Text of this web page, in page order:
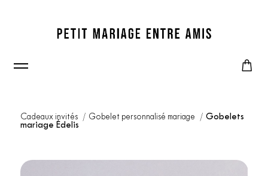
Cadeaux invités Gobelet personnalisé mariage
Gobelets
mariage Édelis